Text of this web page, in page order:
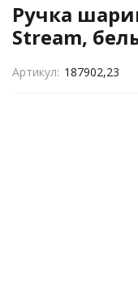
Ручка
Stream,
Артикул: 187902,23